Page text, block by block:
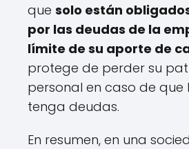
que solo están
por las deudas de la
límite de su aporte de
protege de perder su
personal en caso de que
tenga deudas.
En resumen, en una